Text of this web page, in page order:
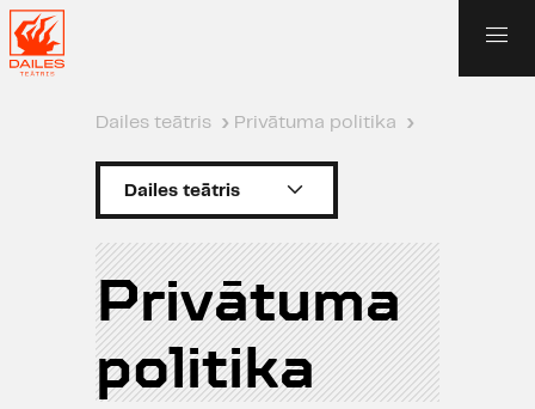
Dailes teātris › Privātuma politika ›
Dailes teātris
Privātuma
politika